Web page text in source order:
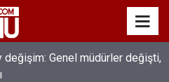
değişim: Genel müdürler değişti,